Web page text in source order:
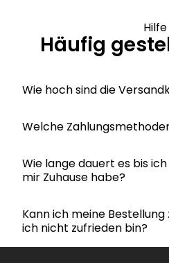
Hilfe
Häufig
Wie hoch sind die
Welche
Wie lange dauert es bis
mir Zuhause habe?
Kann ich meine
ich nicht zufrieden bin?